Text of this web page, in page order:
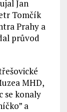
Jan
Tomčík
Prahy a
průvod
MHD,
se konaly
a